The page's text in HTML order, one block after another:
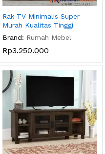
Rak TV Minimalis Super
Murah Kualitas Tinggi
Brand: Rumah Mebel
Rp3.250.000